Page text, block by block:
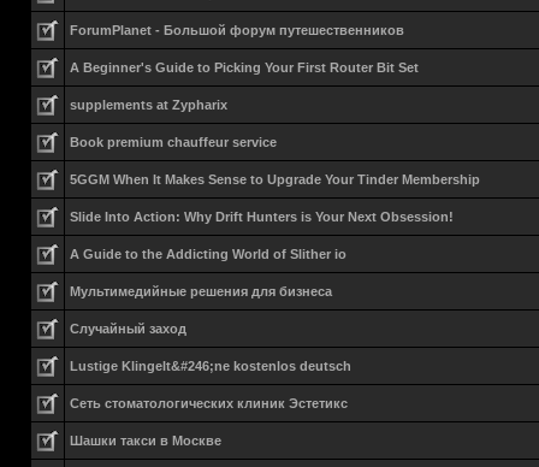
ForumPlanet - Большой форум путешественников
A Beginner's Guide to Picking Your First Router Bit Set
supplements at Zypharix
Book premium chauffeur service
5GGM When It Makes Sense to Upgrade Your Tinder Membership
Slide Into Action: Why Drift Hunters is Your Next Obsession!
A Guide to the Addicting World of Slither io
Мультимедийные решения для бизнеса
Случайный заход
Lustige Klingelt&#246;ne kostenlos deutsch
Сеть стоматологических клиник Эстетикс
Шашки такси в Москве